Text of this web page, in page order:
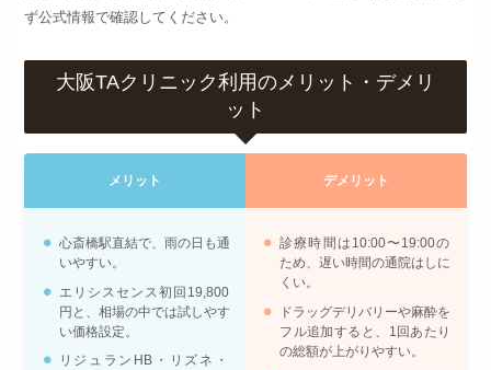
ず公式情報で確認してください。
大阪TAクリニック利用のメリット・デメリ
ット
メリット デメリット
心斎橋駅直結で、雨の日も通
いやすい。
エリシスセンス初回19,800
円と、相場の中では試しやす
い価格設定。
リジュランHB・リズネ・
診療時間は10:00〜19:00の
ため、遅い時間の通院はしに
くい。
ドラッグデリバリーや麻酔を
フル追加すると、1回あたり
の総額が上がりやすい。